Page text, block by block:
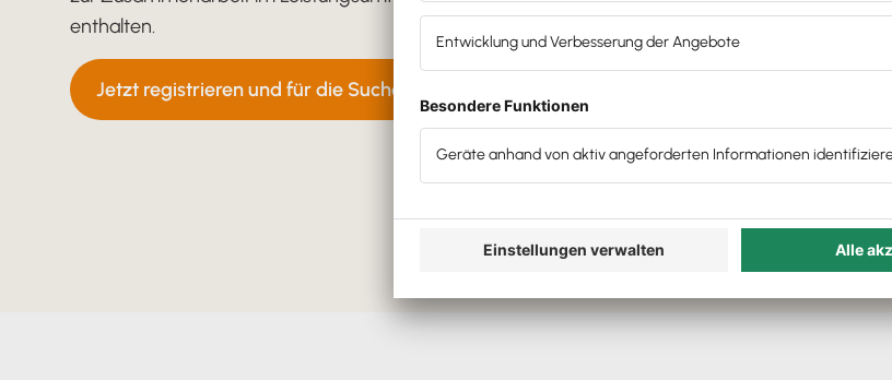
enthalten.
Jetzt registrieren und für die Suche freischalten